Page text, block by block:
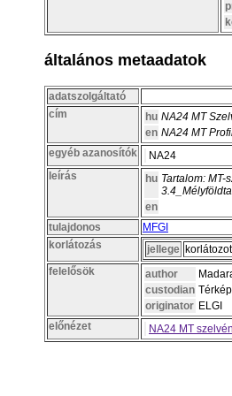
általános metaadatok
adatszolgáltató
cím
hu NA24 MT
en NA24 MT
egyéb azanosítók
NA24
leírás
hu Tartalom:
en
tulajdonos
MFGI
korlátozás
jellege
felelősök
author
custodian
originator ELGI
előnézet
NA24 MT